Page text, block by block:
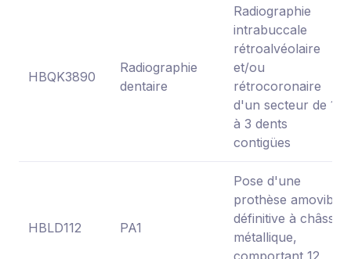
HBQK3890
Radiographie
dentaire
Radiographie
intrabuccale
rétroalvéolaire
et/ou
rétrocoronaire
d'un secteur de 1
à 3 dents
contigües
HBLD112 PA1
Pose d'une
prothèse amovible
définitive à châssis
métallique,
comportant 12